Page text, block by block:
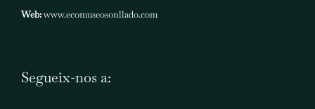
Web:www.ecomuseosonllado.com
Segueix-nos a: